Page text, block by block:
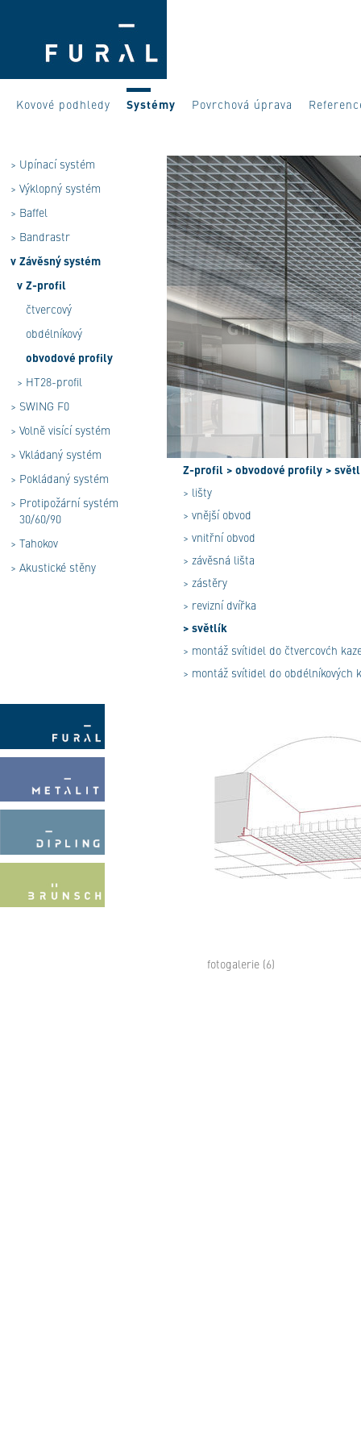
Kovové podhledy Systémy Povrchová úprava
> Upínací systém
> Výklopný systém
> Baffel
> Bandrastr
v Závěsný systém
v Z-profil
čtvercový
obdélníkový
obvodové profily
> HT28-profil
> SWING F0
> Volně visící systém
> Vkládaný systém
> Pokládaný systém
> Protipožární systém
30/60/90
> Tahokov
> Akustické stěny
Z-profil > obvodové profily >
> lišty
> vnější obvod
> vnitřní obvod
> závěsná lišta
> zástěry
> revizní dvířka
> světlík
> montáž svítidel do čtvercovćh
> montáž svítidel do obdélníkových
fotogalerie (6)